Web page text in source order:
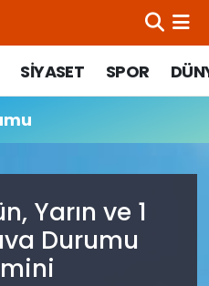
SİYASET SPOR
Yarın ve 1
Durumu
Haritası